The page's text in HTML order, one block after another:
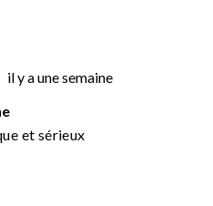
il y a une semaine
et sérieux